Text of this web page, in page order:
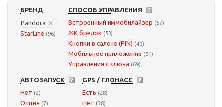
БРЕНД
Pandora
StarLine (96)
СПОСОБ УПРАВЛЕНИЯ
Встроенный иммобилайзер (57)
ЖК брелок (53)
Кнопки в салоне (PIN) (40)
Мобильное приложение (51)
Управления с ключа (69)
АВТОЗАПУСК
Нет (2)
Опция (7)
GPS / ГЛОНАСС
Есть (28)
Нет (38)